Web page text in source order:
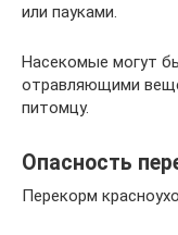
или пауками.
Насекомые могут
отравляющими
питомцу.
Опасность
Перекорм